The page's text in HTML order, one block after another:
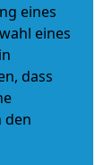
eines
eines
dass
den